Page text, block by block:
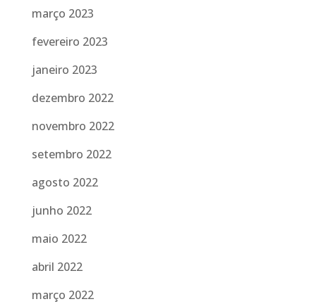
março 2023
fevereiro 2023
janeiro 2023
dezembro 2022
novembro 2022
setembro 2022
agosto 2022
junho 2022
maio 2022
abril 2022
março 2022